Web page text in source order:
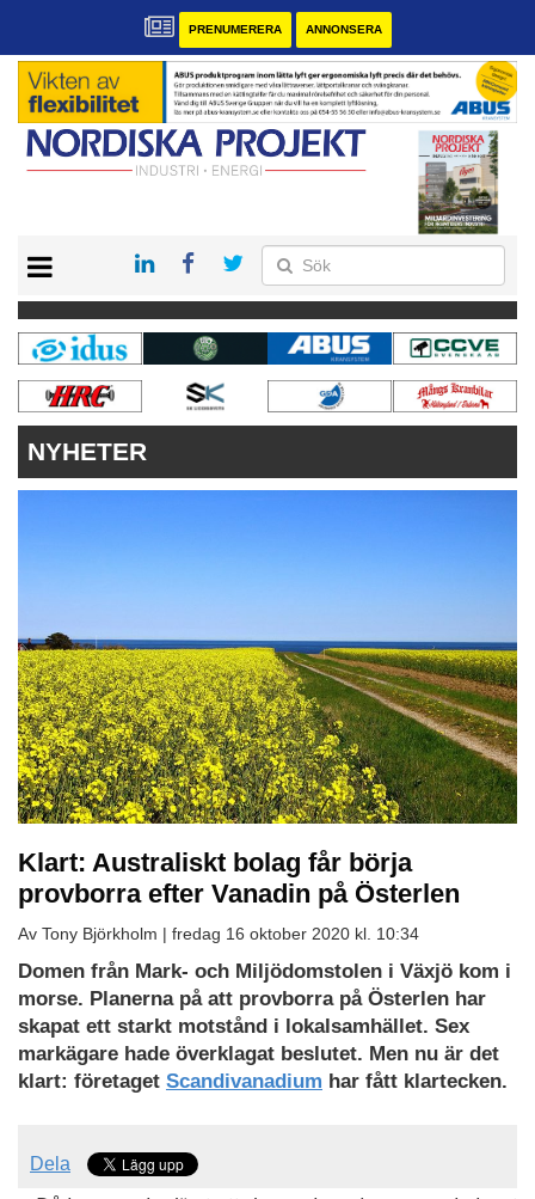
PRENUMERERA ANNONSERA
KONTAKT
VÅRA ANDRA MAGASIN
PRENUMERERA
ANNONSERA
NYHETER
Klart: Australiskt bolag får börja
provborra efter Vanadin på Österlen
Av Tony Björkholm | fredag 16 oktober 2020 kl. 10:34
Domen från Mark- och Miljödomstolen i Växjö kom i
morse. Planerna på att provborra på Österlen har
skapat ett starkt motstånd i lokalsamhället. Sex
markägare hade överklagat beslutet. Men nu är det
klart: företaget Scandivanadium har fått klartecken.
Dela